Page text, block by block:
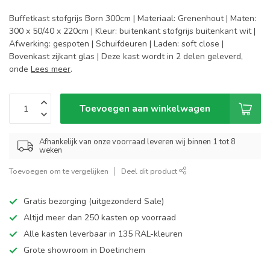
Buffetkast stofgrijs Born 300cm | Materiaal: Grenenhout | Maten:
300 x 50/40 x 220cm | Kleur: buitenkant stofgrijs buitenkant wit |
Afwerking: gespoten | Schuifdeuren | Laden: soft close |
Bovenkast zijkant glas | Deze kast wordt in 2 delen geleverd,
onde Lees meer.
Toevoegen aan winkelwagen
Afhankelijk van onze voorraad leveren wij binnen 1 tot 8
weken
Toevoegen om te vergelijken Deel dit product
Gratis bezorging (uitgezonderd Sale)
Altijd meer dan 250 kasten op voorraad
Alle kasten leverbaar in 135 RAL-kleuren
Grote showroom in Doetinchem